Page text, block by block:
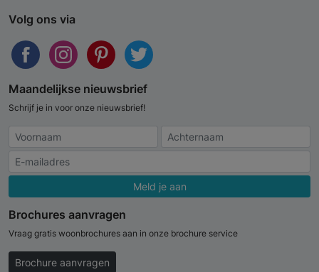
Volg ons via
Maandelijkse nieuwsbrief
Schrijf je in voor onze nieuwsbrief!
Meld je aan
Brochures aanvragen
Vraag gratis woonbrochures aan in onze brochure service
Brochure aanvragen